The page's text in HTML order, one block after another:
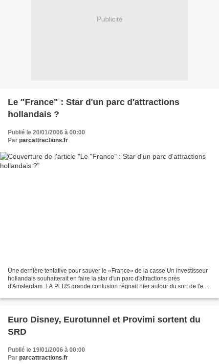
Publicité
Le "France" : Star d'un parc d'attractions
hollandais ?
Publié le 20/01/2006 à 00:00
Par parcattractions.fr
Une dernière tentative pour sauver le «France» de la casse Un investisseur
hollandais souhaiterait en faire la star d'un parc d'attractions près
d'Amsterdam. LA PLUS grande confusion régnait hier autour du sort de l'ex-
Euro Disney, Eurotunnel et Provimi sortent du
SRD
Publié le 19/01/2006 à 00:00
Par parcattractions.fr